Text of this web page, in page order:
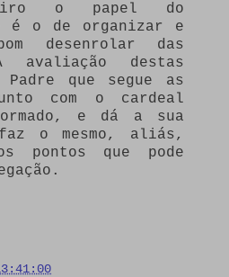
o papel do
é o de organizar e
desenrolar das
avaliação destas
Padre que segue as
com o cardeal
e dá a sua
o mesmo, aliás,
pontos que pode